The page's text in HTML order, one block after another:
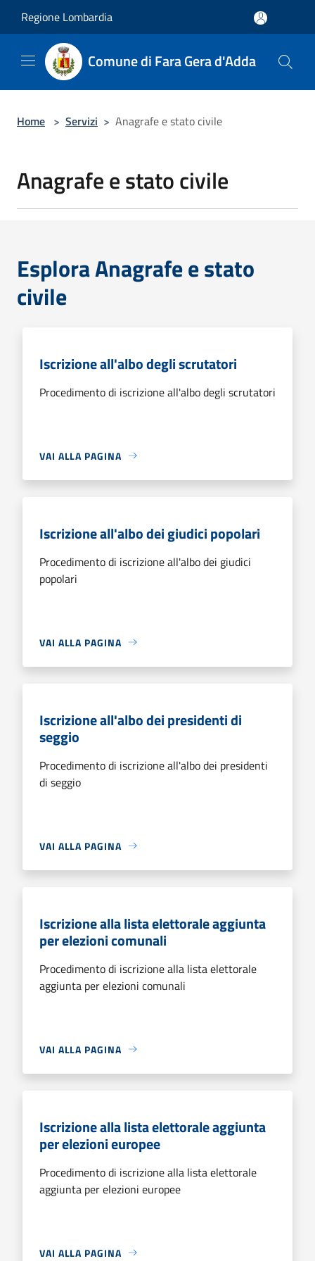
Regione Lombardia
Comune di Fara Gera d'Adda
Home > Servizi > Anagrafe e stato civile
Anagrafe e stato civile
Esplora Anagrafe e stato
civile
Iscrizione all'albo degli scrutatori
Procedimento di iscrizione all'albo degli scrutatori
VAI ALLA PAGINA
Iscrizione all'albo dei giudici popolari
Procedimento di iscrizione all'albo dei giudici
popolari
VAI ALLA PAGINA
Iscrizione all'albo dei presidenti di
seggio
Procedimento di iscrizione all'albo dei presidenti
di seggio
VAI ALLA PAGINA
Iscrizione alla lista elettorale aggiunta
per elezioni comunali
Procedimento di iscrizione alla lista elettorale
aggiunta per elezioni comunali
VAI ALLA PAGINA
Iscrizione alla lista elettorale aggiunta
per elezioni europee
Procedimento di iscrizione alla lista elettorale
aggiunta per elezioni europee
VAI ALLA PAGINA